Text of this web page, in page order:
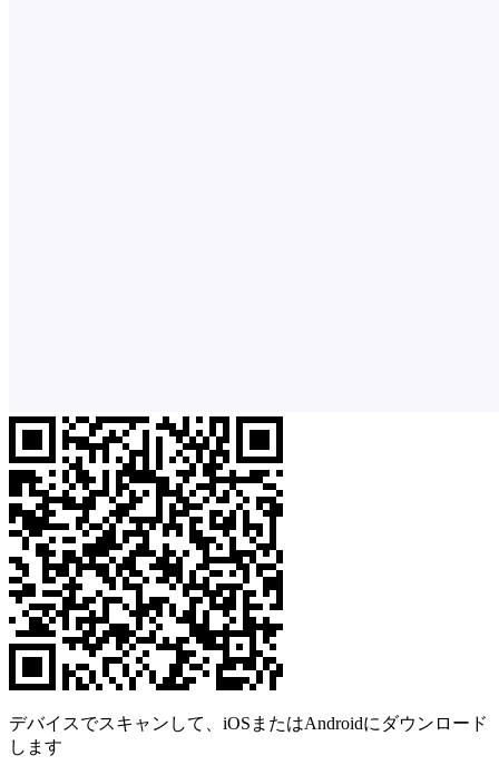
デバイスでスキャンして、iOSまたはAndroidにダウンロード
します